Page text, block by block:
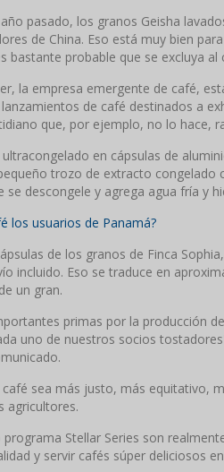
pasado, los granos Geisha
de China. Eso está muy bien
bastante probable que se excluya
la empresa emergente de café,
de café destinados a
que, por ejemplo, no lo hace,
en cápsulas de
trozo de extracto congelado
descongele y agrega agua fría y
los usuarios de Panamá?
de los granos de Finca
incluido. Eso se traduce en
un gran.
primas por la producción
uno de nuestros socios
sea más justo, más equitativo,
agricultores.
programa Stellar Series son
y servir cafés súper deliciosos